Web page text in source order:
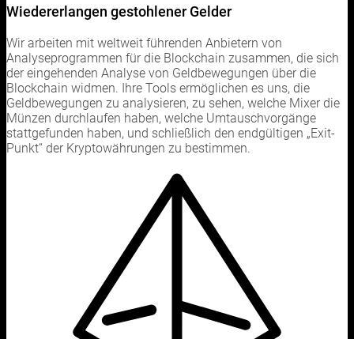
Wiedererlangen gestohlener Gelder
Wir arbeiten mit weltweit führenden Anbietern von
Analyseprogrammen für die Blockchain zusammen, die sich
der eingehenden Analyse von Geldbewegungen über die
Blockchain widmen. Ihre Tools ermöglichen es uns, die
Geldbewegungen zu analysieren, zu sehen, welche Mixer die
Münzen durchlaufen haben, welche Umtauschvorgänge
stattgefunden haben, und schließlich den endgültigen „Exit-
Punkt“ der Kryptowährungen zu bestimmen.